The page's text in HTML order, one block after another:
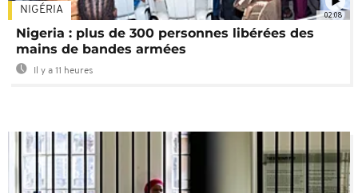
02:08
NIGÉRIA
Nigeria : plus de 300 personnes libérées des
mains de bandes armées
Il y a 11 heures